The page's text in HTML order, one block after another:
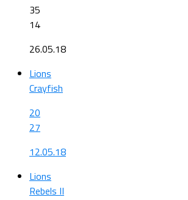
35
14
26.05.18
Lions
Crayfish
20
27
12.05.18
Lions
Rebels II